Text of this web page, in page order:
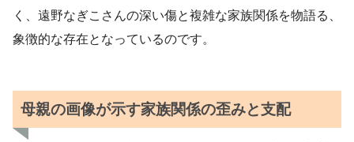
く、遠野なぎこさんの深い傷と複雑な家族関係を物語る、
象徴的な存在となっているのです。
母親の画像が示す家族関係の歪みと支配